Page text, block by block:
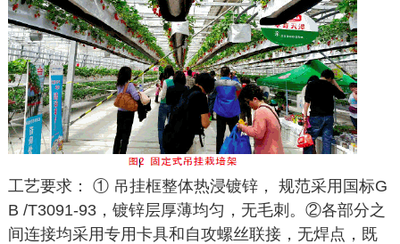
工艺要求： ① 吊挂框整体热浸镀锌， 规范采用国标G
B /T3091-93，镀锌层厚薄均匀，无毛刺。②各部分之
间连接均采用专用卡具和自攻螺丝联接，无焊点，既